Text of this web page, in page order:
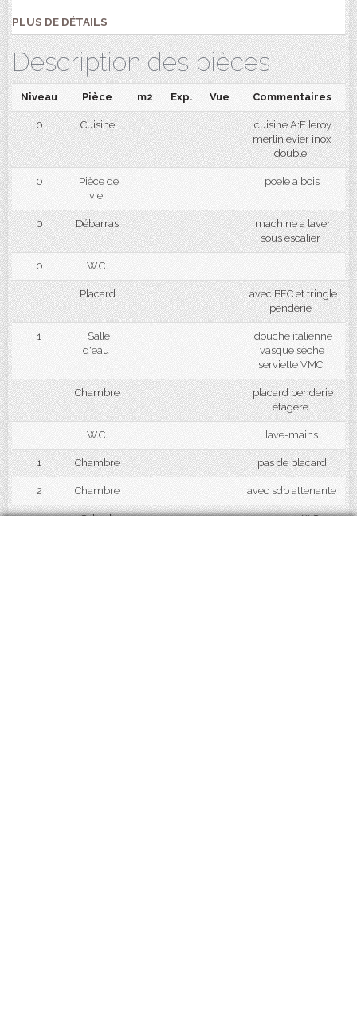
PLUS DE DÉTAILS
Description des pièces
Niveau Pièce m2 Exp. Vue Commentaires
0 Cuisine
cuisine A:E leroy
merlin evier inox
double
0
Pièce de
vie
poele a bois
0 Débarras
machine a laver
sous escalier
0 W.C.
Placard
avec BEC et tringle
penderie
1
Salle
d'eau
douche italienne
vasque sèche
serviette VMC
Chambre
placard penderie
étagère
W.C. lave-mains
1 Chambre pas de placard
2 Chambre avec sdb attenante
Salle de
vasque WC,